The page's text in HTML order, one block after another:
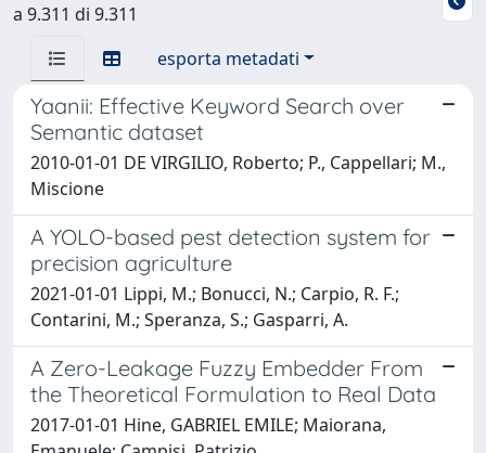
a 9.311 di 9.311
esporta metadati
Yaanii: Effective Keyword Search over
Semantic dataset
2010-01-01 DE VIRGILIO, Roberto; P., Cappellari; M.,
Miscione
A YOLO-based pest detection system for
precision agriculture
2021-01-01 Lippi, M.; Bonucci, N.; Carpio, R. F.;
Contarini, M.; Speranza, S.; Gasparri, A.
A Zero-Leakage Fuzzy Embedder From
the Theoretical Formulation to Real Data
2017-01-01 Hine, GABRIEL EMILE; Maiorana,